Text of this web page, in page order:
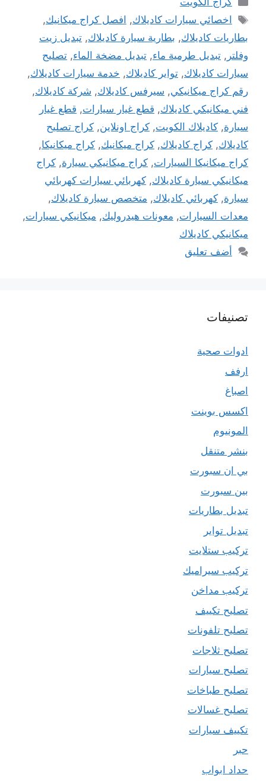
الوسوم
اخصائي سيارات كاديلاك, افصل كراج ميكانيك,
بطاريات كاديلاك, بطارية سيارة كاديلاك, تبديل زيت
وفلتر , تبديل طرمية ماء, تبديل مضخة الماء, تصليح
سيارات كاديلاك, تواير كاديلاك, خدمة سيارات كاديلاك,
رقم كراج ميكانيكي, سيرفس كاديلاك, شركة كاديلاك,
فني ميكانيكي كاديلاك, قطع غيار سيارات, قطع غيار
سيارة, كاديلاك الكويت, كراج اونلاين, كراج تصليح
كاديلاك, كراج كاديلاك, كراج ميكانيك, كراج ميكانيكا,
كراج ميكانيكا السيارات, كراج ميكانيكي سيارة, كراج
ميكانيكي سيارة كاديلاك, كهربائي سيارات كهربائي
سيارة, كهربائي كاديلاك, متخصص سيارة كاديلاك,
معدات السيارات, معونات هيدروليك, ميكانيكي سيارات,
ميكانيكي كاديلاك
أضف تعليق
تصنيفات
ادوات صحية
ارفف
اصباغ
اكسس بوينت
المونيوم
بنشر متنقل
بي ان سبورت
بين سبورت
تبديل بطاريات
تبديل تواير
تركيب ستلايت
تركيب سيراميك
تركيب مداخن
تصليح تكييف
تصليح تلفونات
تصليح ثلاجات
تصليح سيارات
تصليح طباخات
تصليح غسالات
تكييف سيارات
حبر
حداد ابواب